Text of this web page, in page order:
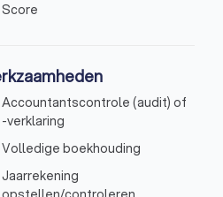
Score
Accountantscontrole (audit) of
-verklaring
Volledige boekhouding
Jaarrekening